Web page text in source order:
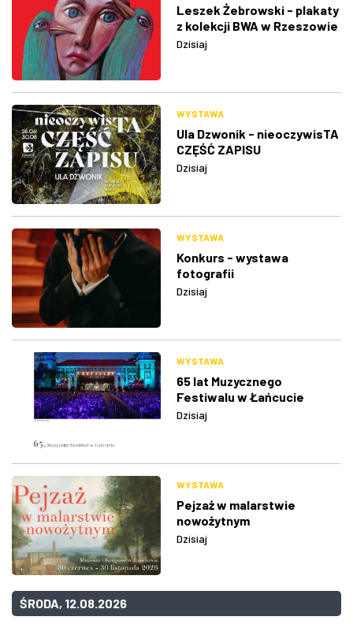
Leszek Żebrowski - plakaty
z kolekcji BWA w Rzeszowie
Dzisiaj
WYSTAWA
Ula Dzwonik - nieoczywisTA
CZĘŚĆ ZAPISU
Dzisiaj
WYSTAWA
Konkurs - wystawa
fotografii
Dzisiaj
WYSTAWA
65 lat Muzycznego
Festiwalu w Łańcucie
Dzisiaj
WYSTAWA
Pejzaż w malarstwie
nowożytnym
Dzisiaj
ŚRODA, 12.08.2026